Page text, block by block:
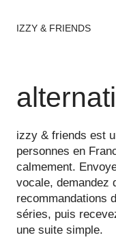
IZZY & FRIENDS
izzy & friends est
personnes en
calmement.
vocale, demandez
recommandations
séries, puis
une suite simple.